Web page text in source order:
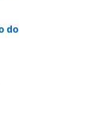
do